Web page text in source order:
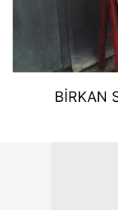
BİRKAN